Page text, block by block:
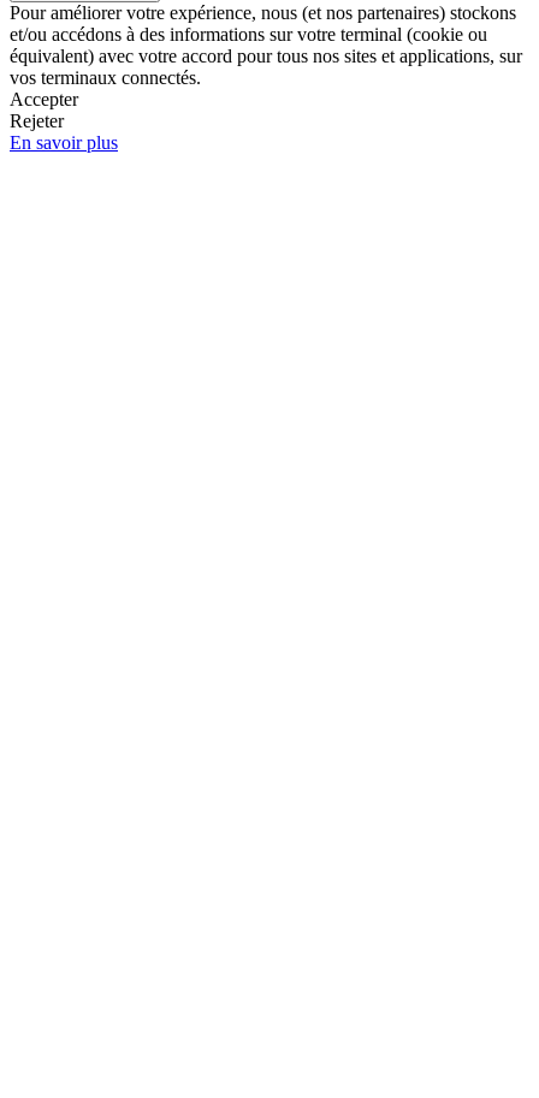
Pour améliorer votre expérience, nous (et nos partenaires) stockons
et/ou accédons à des informations sur votre terminal (cookie ou
équivalent) avec votre accord pour tous nos sites et applications, sur
vos terminaux connectés.
Accepter
Rejeter
En savoir plus